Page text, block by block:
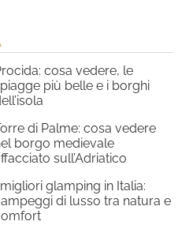
cosa vedere, le
più belle e i borghi
di Palme: cosa vedere
borgo medievale
sull’Adriatico
I migliori glamping in Italia:
di lusso tra natura e